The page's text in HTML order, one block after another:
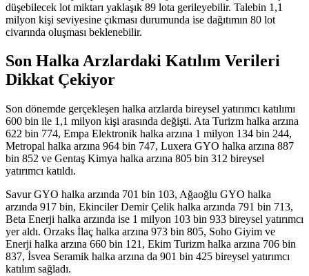
düşebilecek lot miktarı yaklaşık 89 lota gerileyebilir. Talebin 1,1
milyon kişi seviyesine çıkması durumunda ise dağıtımın 80 lot
civarında oluşması beklenebilir.
Son Halka Arzlardaki Katılım Verileri
Dikkat Çekiyor
Son dönemde gerçekleşen halka arzlarda bireysel yatırımcı katılımı
600 bin ile 1,1 milyon kişi arasında değişti. Ata Turizm halka arzına
622 bin 774, Empa Elektronik halka arzına 1 milyon 134 bin 244,
Metropal halka arzına 964 bin 747, Luxera GYO halka arzına 887
bin 852 ve Gentaş Kimya halka arzına 805 bin 312 bireysel
yatırımcı katıldı.
Savur GYO halka arzında 701 bin 103, Ağaoğlu GYO halka
arzında 917 bin, Ekinciler Demir Çelik halka arzında 791 bin 713,
Beta Enerji halka arzında ise 1 milyon 103 bin 933 bireysel yatırımcı
yer aldı. Orzaks İlaç halka arzına 973 bin 805, Soho Giyim ve
Enerji halka arzına 660 bin 121, Ekim Turizm halka arzına 706 bin
837, İsvea Seramik halka arzına da 901 bin 425 bireysel yatırımcı
katılım sağladı.